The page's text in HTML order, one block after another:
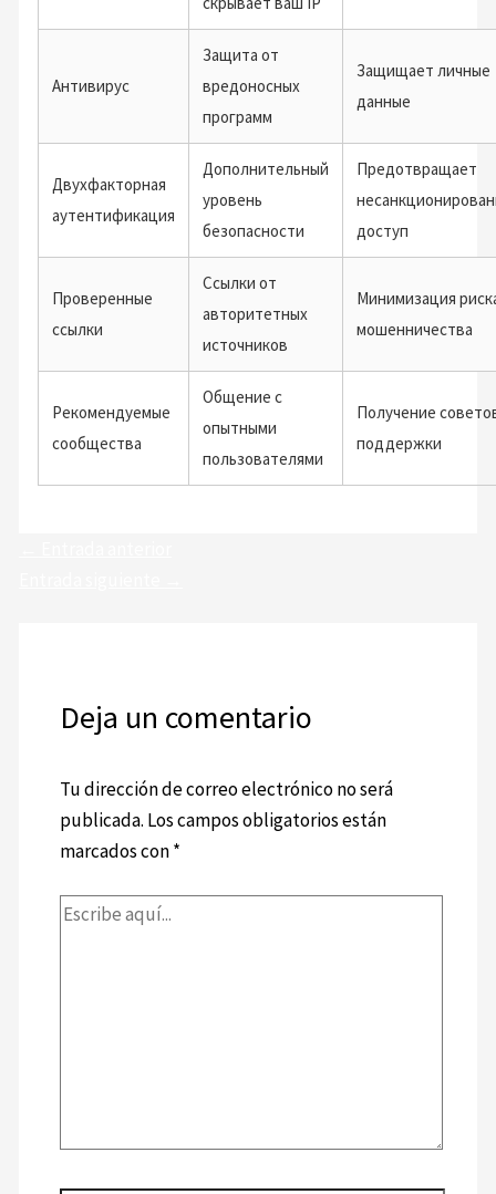
Антивирус
Защита от
вредоносных
программ
Защищает личные
данные
Двухфакторная
аутентификация
Дополнительный
уровень
безопасности
Предотвращает
доступ
Проверенные
ссылки
Ссылки от
авторитетных
источников
Минимизация
мошенничества
Рекомендуемые
сообщества
Общение с
опытными
пользователями
Получение
поддержки
Deja un comentario
Tu dirección de correo electrónico no será
publicada. Los campos obligatorios están
marcados con*